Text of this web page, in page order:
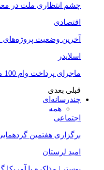
چشم انتظاری ملت در معمایی به نام پروژه
اقتصادی
آخرین وضعیت پروژه‌های
اسلایدر
ماجرای پرداخت وام 100 میلیونی برای نوسازی تجهیزات کشاورزان لرستانی چیست؟
قبلی بعدی
چندرسانه‌ای
همه
اجتماعی
برگزاری هفتمین
امید لرستان